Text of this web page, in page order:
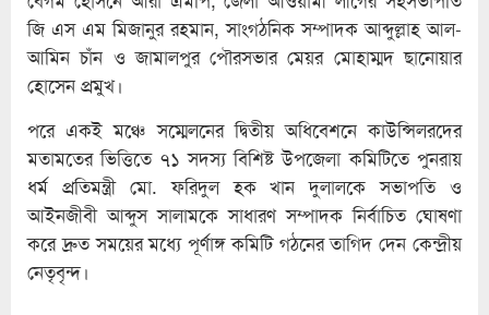
জি এস এম মিজানুর রহমান, সাংগঠনিক সম্পাদক আব্দুল্লাহ আল-
আমিন চাঁন ও জামালপুর পৌরসভার মেয়র মোহাম্মদ ছানোয়ার
হোসেন প্রমুখ।
পরে একই মঞ্চে সম্মেলনের দ্বিতীয় অধিবেশনে কাউন্সিলরদের
মতামতের ভিত্তিতে ৭১ সদস্য বিশিষ্ট উপজেলা কমিটিতে পুনরায়
ধর্ম প্রতিমন্ত্রী মো. ফরিদুল হক খান দুলালকে সভাপতি ও
আইনজীবী আব্দুস সালামকে সাধারণ সম্পাদক নির্বাচিত ঘোষণা
করে দ্রুত সময়ের মধ্যে পূর্ণাঙ্গ কমিটি গঠনের তাগিদ দেন কেন্দ্রীয়
নেতৃবৃন্দ।